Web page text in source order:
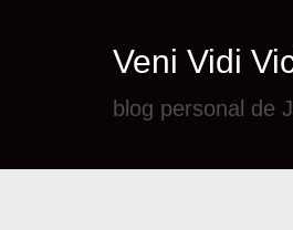
Veni Vidi
blog personal de